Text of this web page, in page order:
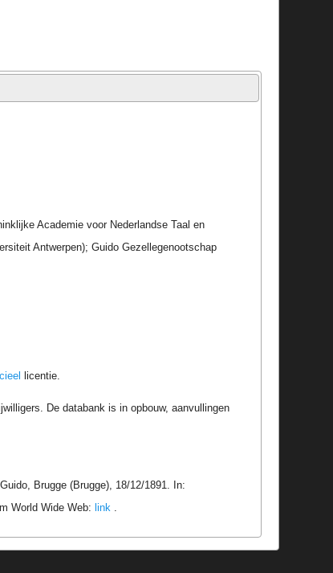
Academie voor Nederlandse Taal en
Antwerpen); Guido Gezellegenootschap
licentie.
De databank is in opbouw, aanvullingen
Brugge (Brugge), 18/12/1891. In:
World Wide Web: link .